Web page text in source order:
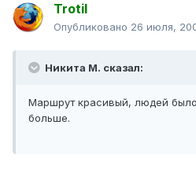
Trotil
Опубликовано 26 июля,
Никита М. сказал:
Маршрут красивый, людей
больше.